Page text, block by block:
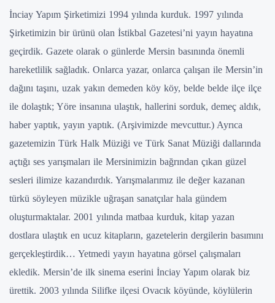
İnciay Yapım Şirketimizi 1994 yılında kurduk. 1997 yılında
Şirketimizin bir ürünü olan İstikbal Gazetesi’ni yayın hayatına
geçirdik. Gazete olarak o günlerde Mersin basınında önemli
hareketlilik sağladık. Onlarca yazar, onlarca çalışan ile Mersin’in
dağını taşını, uzak yakın demeden köy köy, belde belde ilçe ilçe
ile dolaştık; Yöre insanına ulaştık, hallerini sorduk, demeç aldık,
haber yaptık, yayın yaptık. (Arşivimizde mevcuttur.) Ayrıca
gazetemizin Türk Halk Müziği ve Türk Sanat Müziği dallarında
açtığı ses yarışmaları ile Mersinimizin bağrından çıkan güzel
sesleri ilimize kazandırdık. Yarışmalarımız ile değer kazanan
türkü söyleyen müzikle uğraşan sanatçılar hala gündem
oluşturmaktalar. 2001 yılında matbaa kurduk, kitap yazan
dostlara ulaştık en ucuz kitapların, gazetelerin dergilerin basımını
gerçekleştirdik… Yetmedi yayın hayatına görsel çalışmaları
ekledik. Mersin’de ilk sinema eserini İnciay Yapım olarak biz
ürettik. 2003 yılında Silifke ilçesi Ovacık köyünde, köylülerin